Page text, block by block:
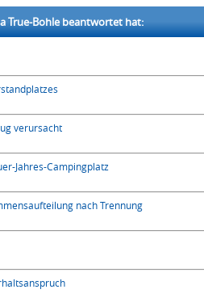
True-Bohle beantwortet hat:
verursacht
Jahres-Campingplatz
nach Trennung